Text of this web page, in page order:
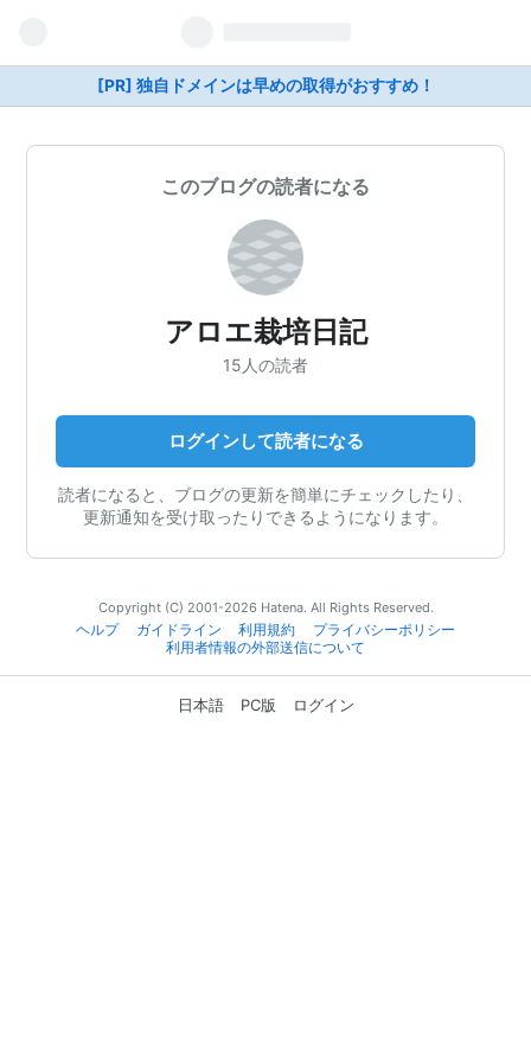
[PR] 独自ドメインは早めの取得がおすすめ！
このブログの読者になる
アロエ栽培日記
15人の読者
ログインして読者になる
読者になると、ブログの更新を簡単にチェックしたり、
更新通知を受け取ったりできるようになります。
Copyright (C) 2001-2026 Hatena. All Rights Reserved.
ヘルプ
ガイドライン 利用規約
プライバシーポリシー
利用者情報の外部送信について
日本語 PC版 ログイン